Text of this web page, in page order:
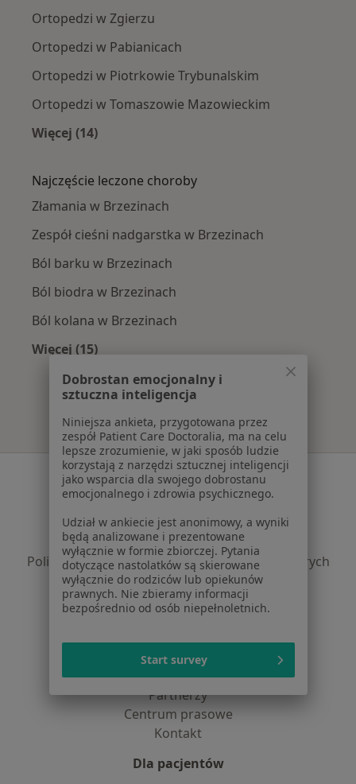
Ortopedzi w Zgierzu
Ortopedzi w Pabianicach
Ortopedzi w Piotrkowie Trybunalskim
Ortopedzi w Tomaszowie Mazowieckim
Więcej (14)
Najczęście leczone choroby
Złamania w Brzezinach
Zespół cieśni nadgarstka w Brzezinach
Ból barku w Brzezinach
Ból biodra w Brzezinach
Ból kolana w Brzezinach
Więcej (15)
Więcej w kategorii: Najczęście leczone
Serwis
Regulamin
Polityka prywatności pacjentów
Polityka prywatności profesjonalistów
Polityka prywatności dla profesjonalistów, których
dane pozyskaliśmy samodzielnie
Polityka cookies
Jak działają wyniki wyszukiwania
O nas
Praca Rekrutujemy!
Partnerzy
Centrum prasowe
Kontakt
Dla pacjentów
Dobrostan emocjonalny i
sztuczna inteligencja
Niniejsza ankieta, przygotowana przez
zespół Patient Care Doctoralia, ma na celu
lepsze zrozumienie, w jaki sposób ludzie
korzystają z narzędzi sztucznej inteligencji
jako wsparcia dla swojego dobrostanu
emocjonalnego i zdrowia psychicznego.
Udział w ankiecie jest anonimowy, a wyniki
będą analizowane i prezentowane
wyłącznie w formie zbiorczej. Pytania
dotyczące nastolatków są skierowane
wyłącznie do rodziców lub opiekunów
prawnych. Nie zbieramy informacji
bezpośrednio od osób niepełnoletnich.
Start survey